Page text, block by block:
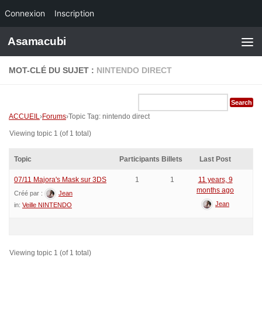
Connexion Inscription
Skip to content
Asamacubi
MOT-CLÉ DU SUJET : NINTENDO DIRECT
ACCUEIL›Forums›Topic Tag: nintendo direct
Viewing topic 1 (of 1 total)
Topic Participants Billets Last Post
07/11 Majora's Mask sur 3DS
Créé par :
Jean
in: Veille NINTENDO
1 1
11 years, 9
months ago
Jean
Viewing topic 1 (of 1 total)